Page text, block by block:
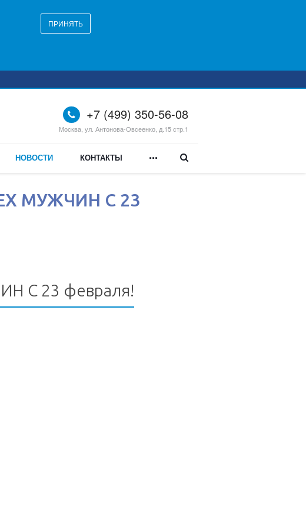
ПРИНЯТЬ
+7 (499) 350-56-08
Москва, ул. Антонова-Овсеенко, д.15 стр.1
НОВОСТИ КОНТАКТЫ ...
МУЖЧИН С 23
С 23 февраля!